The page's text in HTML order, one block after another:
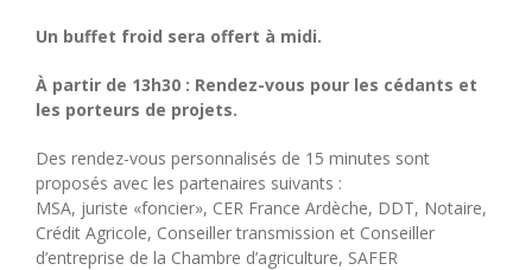
Un buffet froid sera offert à midi.
À partir de 13h30 : Rendez-vous pour les cédants et
les porteurs de projets.
Des rendez-vous personnalisés de 15 minutes sont
proposés avec les partenaires suivants :
MSA, juriste «foncier», CER France Ardèche, DDT, Notaire,
Crédit Agricole, Conseiller transmission et Conseiller
d’entreprise de la Chambre d’agriculture, SAFER